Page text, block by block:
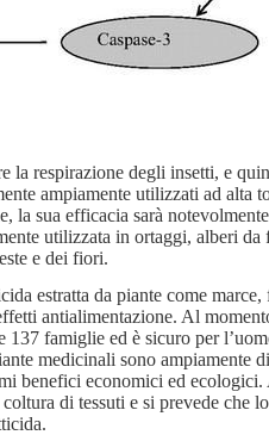
la respirazione degli insetti, e
ampiamente utilizzati ad alta
la sua efficacia sarà
utilizzata in ortaggi, alberi
e dei fiori.
estratta da piante come
antialimentazione. Al
famiglie ed è sicuro per
medicinali sono ampiamente
benefici economici ed
di tessuti e si prevede che